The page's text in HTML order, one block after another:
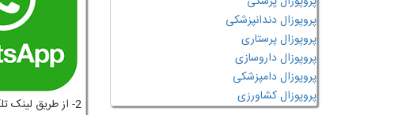
2- از طریق لینک تلگرام زیر:
پروپوزال دندانپزشکی
پروپوزال پرستاری
پروپوزال داروسازی
پروپوزال دامپزشکی
پروپوزال کشاورزی